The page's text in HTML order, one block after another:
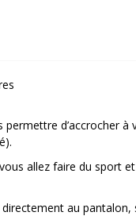
d’accrocher
allez faire du sport
au